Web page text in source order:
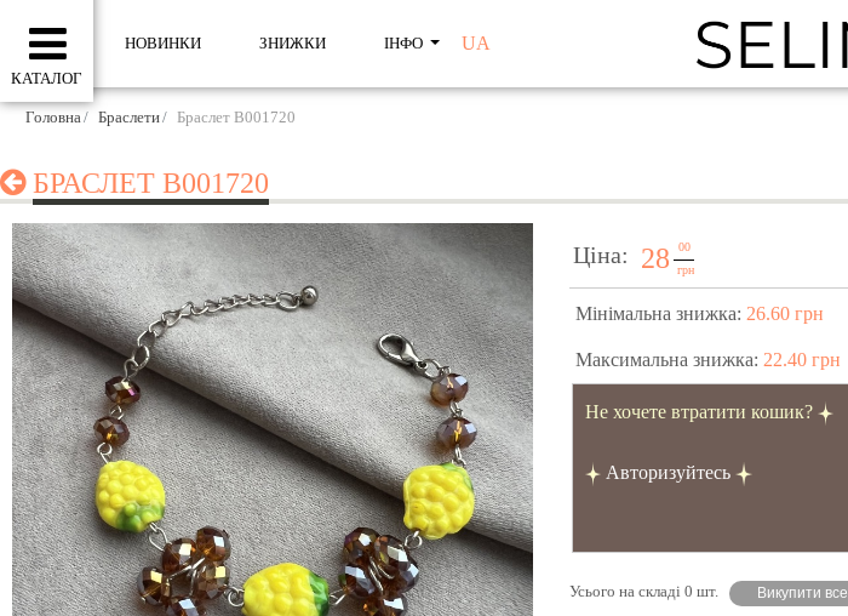
КАТАЛОГ
НОВИНКИ ЗНИЖКИ ІНФО UA
Головна Браслети Браслет B001720
БРАСЛЕТ B001720
Ціна: 28
00
грн
Мінімальна знижка: 26.60 грн
Максимальна знижка: 22.40 грн
Не хочете втратити кошик?
Авторизуйтесь
Усього на складі 0 шт. Викупити все